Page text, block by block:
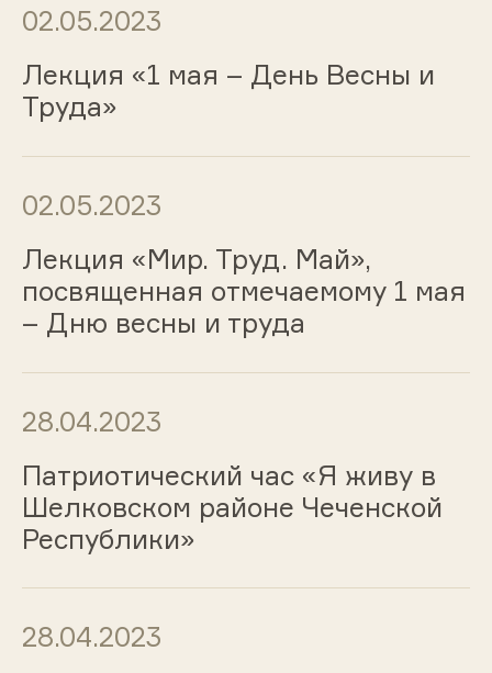
02.05.2023
Лекция «1 мая – День Весны и
Труда»
02.05.2023
Лекция «Мир. Труд. Май»,
посвященная отмечаемому 1 мая
– Дню весны и труда
28.04.2023
Патриотический час «Я живу в
Шелковском районе Чеченской
Республики»
28.04.2023